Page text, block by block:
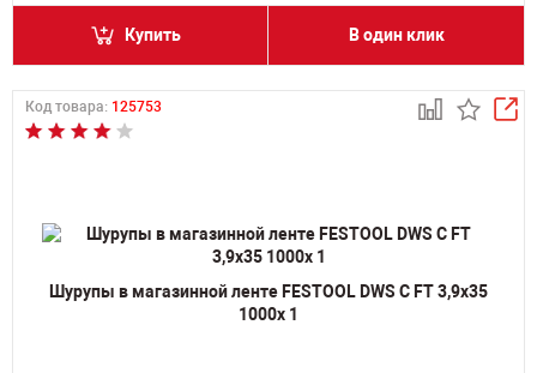
Купить В один клик
Код товара: 125753
Шурупы в магазинной ленте FESTOOL DWS C FT 3,9x35
1000x 1